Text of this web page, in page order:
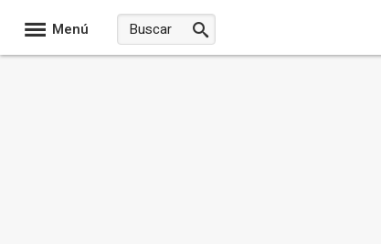
Menú